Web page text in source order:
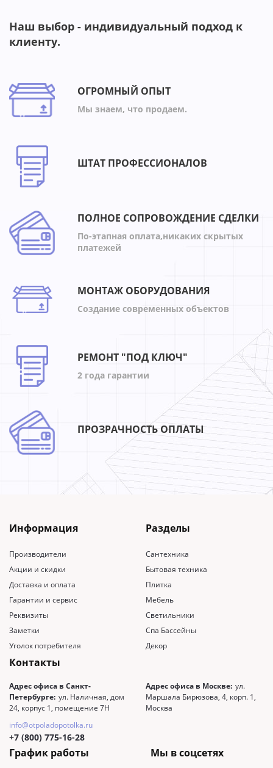
Наш выбор - индивидуальный подход к
клиенту.
ОГРОМНЫЙ ОПЫТ
Мы знаем, что продаем.
ШТАТ ПРОФЕССИОНАЛОВ
ПОЛНОЕ СОПРОВОЖДЕНИЕ СДЕЛКИ
По-этапная оплата,никаких скрытых
платежей
МОНТАЖ ОБОРУДОВАНИЯ
Создание современных объектов
РЕМОНТ "ПОД КЛЮЧ"
2 года гарантии
ПРОЗРАЧНОСТЬ ОПЛАТЫ
Информация
Производители
Акции и скидки
Доставка и оплата
Гарантии и сервис
Реквизиты
Заметки
Уголок потребителя
Разделы
Сантехника
Бытовая техника
Плитка
Мебель
Светильники
Спа Бассейны
Декор
Контакты
Адрес офиса в Санкт-
Петербурге: ул. Наличная, дом
24, корпус 1, помещение 7Н
Адрес офиса в Москве: ул.
Маршала Бирюзова, 4, корп. 1,
Москва
info@otpoladopotolka.ru
+7 (800) 775-16-28
График работы Мы в соцсетях